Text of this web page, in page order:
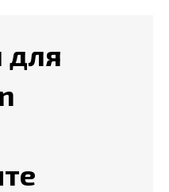
для